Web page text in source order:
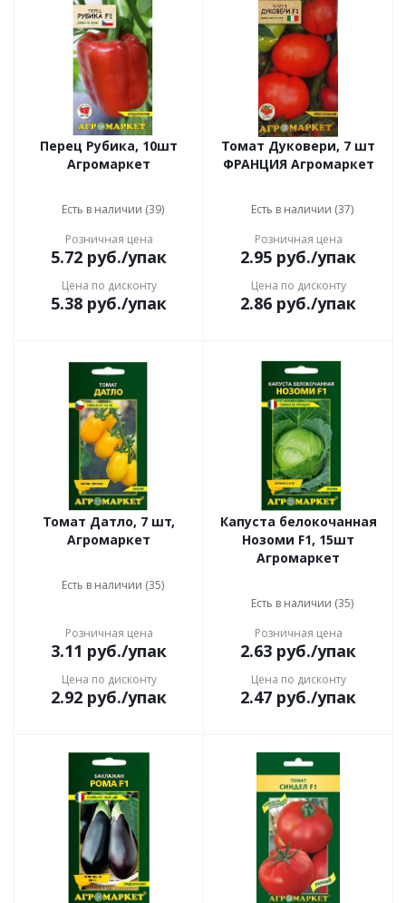
Перец Рубика, 10шт
Агромаркет
Есть в наличии (39)
Розничная цена
5.72 руб./упак
Цена по дисконту
5.38 руб./упак
Томат Дуковери, 7 шт
ФРАНЦИЯ Агромаркет
Есть в наличии (37)
Розничная цена
2.95 руб./упак
Цена по дисконту
2.86 руб./упак
Томат Датло, 7 шт,
Агромаркет
Есть в наличии (35)
Розничная цена
3.11 руб./упак
Цена по дисконту
2.92 руб./упак
Капуста белокочанная
Нозоми F1, 15шт
Агромаркет
Есть в наличии (35)
Розничная цена
2.63 руб./упак
Цена по дисконту
2.47 руб./упак